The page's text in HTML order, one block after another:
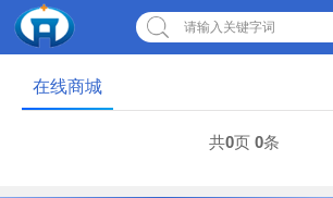
请输入关键字词
在线商城
共0页 0条